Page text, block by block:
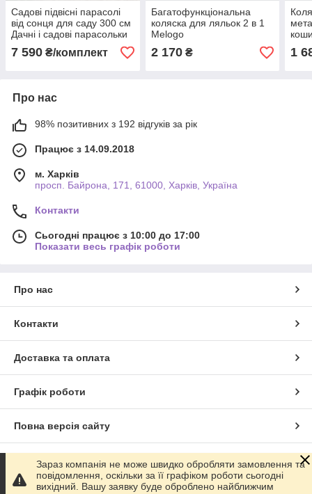
Садові підвісні парасолі
від сонця для саду 300 см
Дачні і садові парасольки
Пляжні парасольки Зонт
садовий великий
7 590 ₴/комплект
Багатофункціональна
коляска для ляльок 2 в 1
Melogo
2 170₴ 1
Про нас
98% позитивних з 192 відгуків за рік
Працює з 14.09.2018
м. Харків
просп. Байрона, 171, 61000, Харків, Україна
Контакти
Сьогодні працює з 10:00 до 17:00
Показати весь графік роботи
Про нас
Контакти
Доставка та оплата
Графік роботи
Повна версія сайту
Сайт створено на маркетплейсіProm.ua
Зараз компанія не може швидко обробляти замовлення та
повідомлення, оскільки за її графіком роботи сьогодні
вихідний. Вашу заявку буде оброблено найближчим